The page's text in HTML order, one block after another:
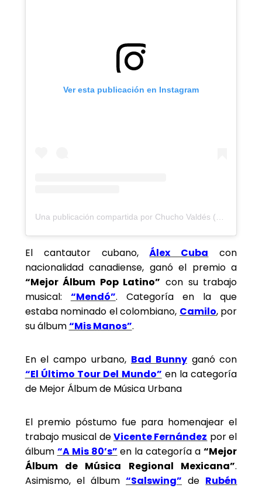
Ver esta publicación en Instagram
El cantautor cubano,Álex Cuba con
nacionalidad canadiense, ganó el premio a
“Mejor Álbum Pop Latino” con su trabajo
musical: “Mendó”. Categoría en la que
estaba nominado el colombiano, Camilo, por
su álbum“Mis Manos”.
En el campo urbano, Bad Bunnyganó con
“El Último Tour Del Mundo” en la categoría
de Mejor Álbum de Música Urbana
El premio póstumo fue para homenajear el
trabajo musical deVicente Fernández por el
álbum “A Mis 80’s” en la categoría a“Mejor
Álbum de Música Regional Mexicana”.
Asimismo, el álbum“Salswing” de Rubén